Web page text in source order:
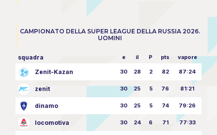
CAMPIONATO DELLA SUPER LEAGUE DELLA RUSSIA 2026.
UOMINI
squadra e il P pts vapore
Zenit-Kazan 30 28 2 82 87:24
zenit 30 25 5 76 81:21
dinamo 30 25 5 74 79:26
locomotiva 30 24 6 71 77:33